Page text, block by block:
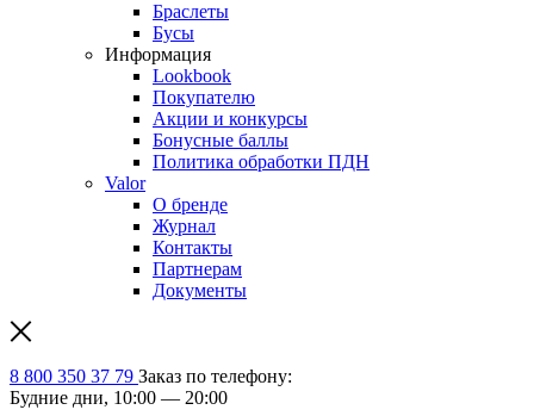
Браслеты
Бусы
Информация
Lookbook
Покупателю
Акции и конкурсы
Бонусные баллы
Политика обработки ПДН
Valor
О бренде
Журнал
Контакты
Партнерам
Документы
8 800 350 37 79 Заказ по телефону:
Будние дни, 10:00 — 20:00